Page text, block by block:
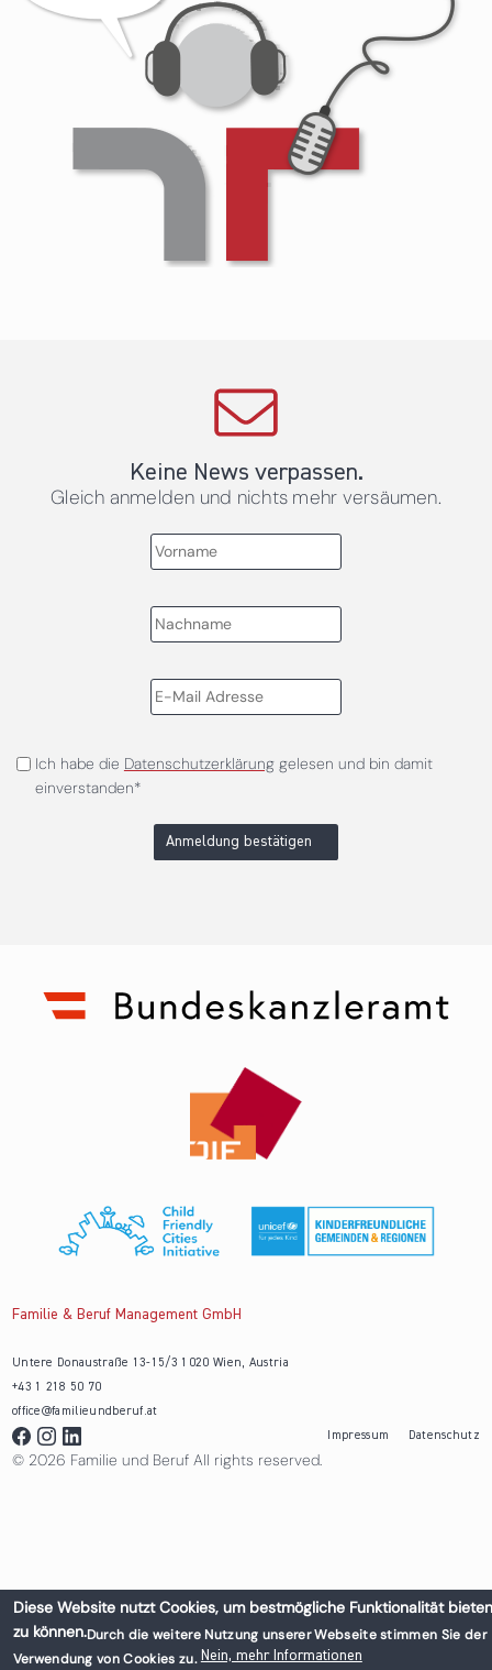
Keine News verpassen.
Gleich anmelden und nichts mehr versäumen.
Ich habe die Datenschutzerklärunggelesen und bin damit
einverstanden*
Anmeldung bestätigen
Familie & Beruf Management GmbH
Untere Donaustraße 13-15/3 1020 Wien, Austria
+43 1 218 50 70
office@familieundberuf.at
Impressum
Datenschutz
© 2026 Familie und Beruf All rights reserved.
Diese Website nutzt Cookies, um bestmögliche Funktionalität bieten
zu können.Durch die weitere Nutzung unserer Webseite stimmen Sie der
Verwendung von Cookies zu. Nein, mehr Informationen